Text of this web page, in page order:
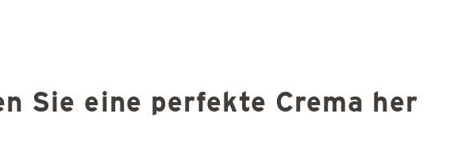
Sie eine perfekte Crema her